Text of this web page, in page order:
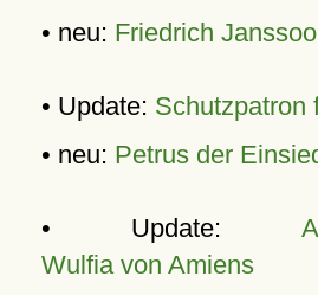
• neu: Friedrich
• Update: Schutzpatron
• neu: Petrus der
• Update:
Wulfia von Amiens